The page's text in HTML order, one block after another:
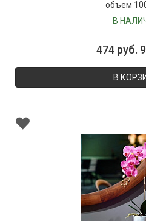
объем
В
474 руб.
В